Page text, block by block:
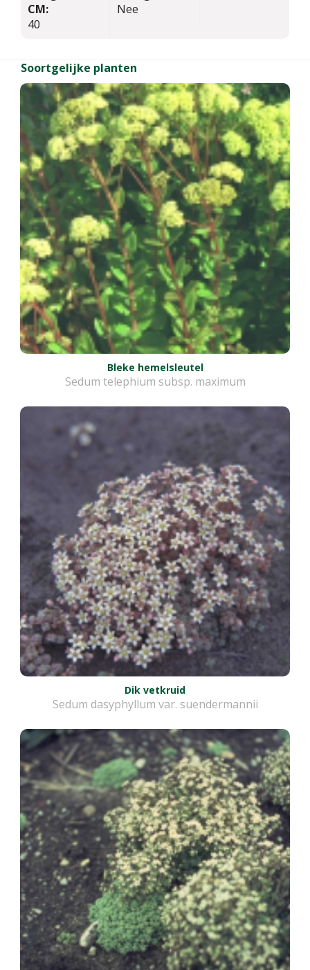
CM:
40
Nee
Soortgelijke planten
Bleke hemelsleutel
Sedum telephium subsp. maximum
Dik vetkruid
Sedum dasyphyllum var. suendermannii